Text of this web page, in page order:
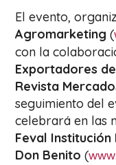
El evento,
Agromarketing (
con la
Exportadores
Revista
seguimiento del
celebrará en las
Feval
Don Benito (